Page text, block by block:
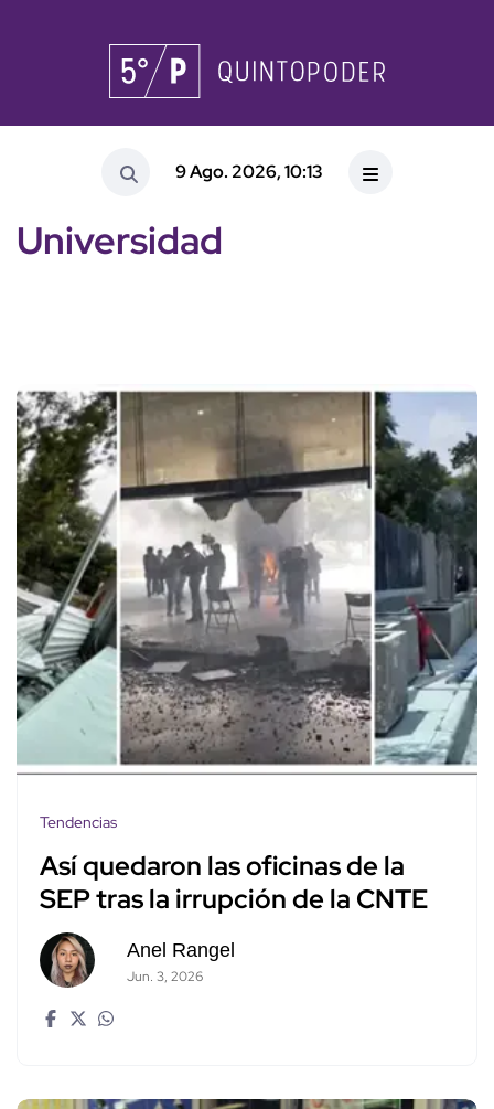
9 Ago. 2026, 10:13
Universidad
Tendencias
Así quedaron las oficinas de la
SEP tras la irrupción de la CNTE
Anel Rangel
Jun. 3, 2026